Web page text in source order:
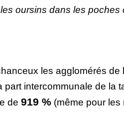
oursins dans les
les agglomérés de
part intercommunale de la
de 919 % (même pour les